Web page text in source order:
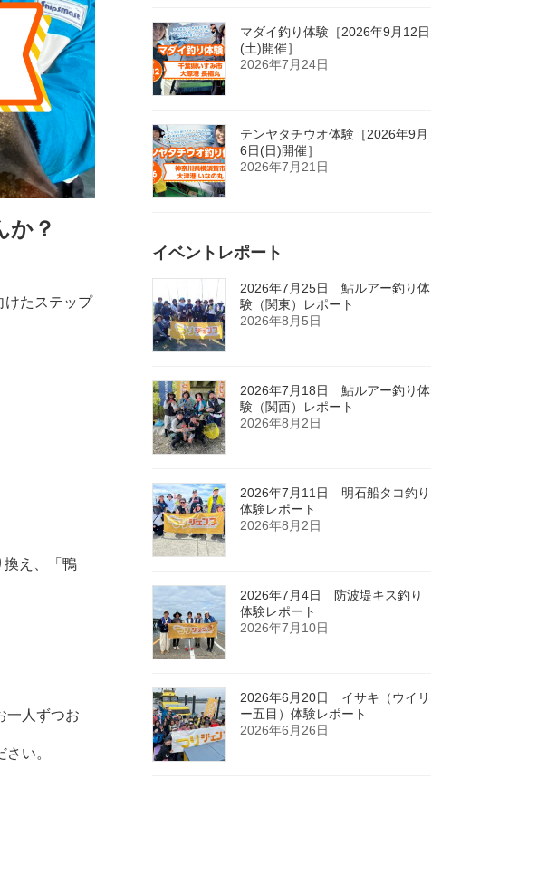
か？
けたステップ
え、「鴨
一人ずつお
い。
マダイ釣り体験［2026年9月12日
(土)開催］
2026年7月24日
テンヤタチウオ体験［2026年9月
6日(日)開催］
2026年7月21日
イベントレポート
2026年7月25日 鮎ルアー釣り体
験（関東）レポート
2026年8月5日
2026年7月18日 鮎ルアー釣り体
験（関西）レポート
2026年8月2日
2026年7月11日 明石船タコ釣り
体験レポート
2026年8月2日
2026年7月4日 防波堤キス釣り
体験レポート
2026年7月10日
2026年6月20日 イサキ（ウイリ
ー五目）体験レポート
2026年6月26日